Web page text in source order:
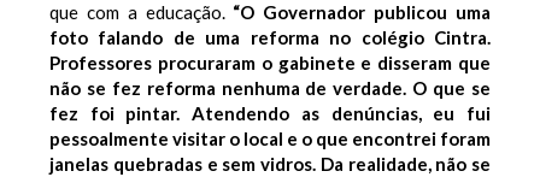
que com a educação. “O Governador publicou uma
foto falando de uma reforma no colégio Cintra.
Professores procuraram o gabinete e disseram que
não se fez reforma nenhuma de verdade. O que se
fez foi pintar. Atendendo as denúncias, eu fui
pessoalmente visitar o local e o que encontrei foram
janelas quebradas e sem vidros. Da realidade, não se